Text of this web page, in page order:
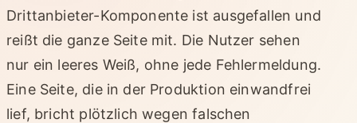
Drittanbieter-Komponente ist ausgefallen und
reißt die ganze Seite mit. Die Nutzer sehen
nur ein leeres Weiß, ohne jede Fehlermeldung.
Eine Seite, die in der Produktion einwandfrei
lief, bricht plötzlich wegen falschen